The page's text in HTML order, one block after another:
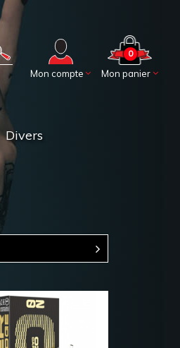
Mon panier
0
Mon compte
Divers